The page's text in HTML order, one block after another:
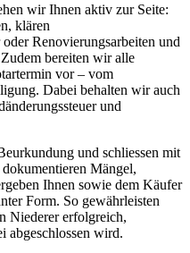
wir Ihnen aktiv zur Seite:
klären
Renovierungsarbeiten und
bereiten wir alle
vor – vom
Dabei behalten wir auch
und
und schliessen mit
Mängel,
Ihnen sowie dem Käufer
Form. So gewährleisten
Niederer erfolgreich,
abgeschlossen wird.